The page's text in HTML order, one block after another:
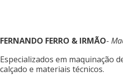
FERNANDO FERRO & IRMÃO-
Especializados em maquinação
calçado e materiais técnicos.